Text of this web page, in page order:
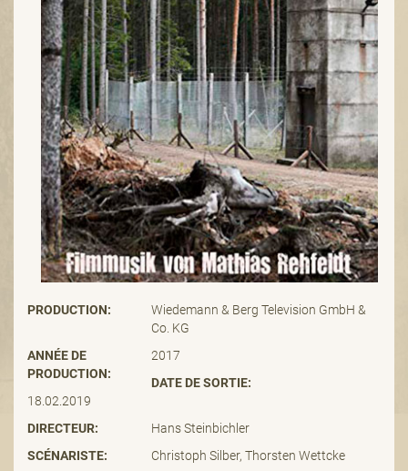
PRODUCTION:
Wiedemann & Berg Television GmbH &
Co. KG
ANNÉE DE
PRODUCTION:
2017
DATE DE SORTIE:
18.02.2019
DIRECTEUR:
Hans Steinbichler
SCÉNARISTE:
Christoph Silber, Thorsten Wettcke